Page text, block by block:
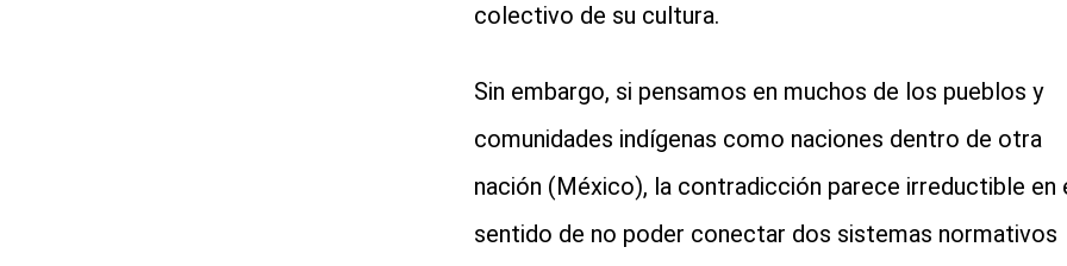
colectivo de su cultura.
Sin embargo, si pensamos en muchos de los pueblos y
comunidades indígenas como naciones dentro de otra
nación (México), la contradicción parece irreductible en
sentido de no poder conectar dos sistemas normativos